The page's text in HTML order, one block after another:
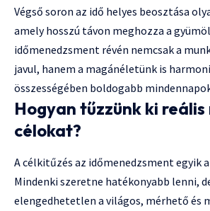
Végső soron az idő helyes beosztása
amely hosszú távon meghozza a
időmenedzsment révén nemcsak a
javul, hanem a magánéletünk is
összességében boldogabb
Hogyan tűzzünk ki
célokat?
A célkitűzés az időmenedzsment egyik
Mindenki szeretne hatékonyabb lenni,
elengedhetetlen a világos, mérhető és